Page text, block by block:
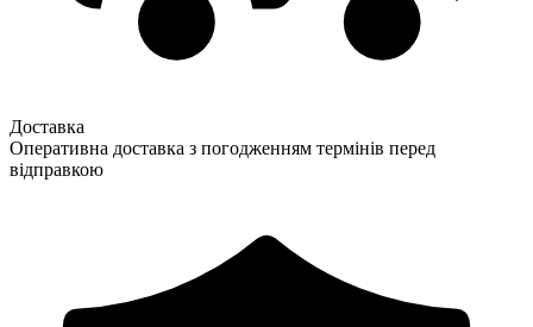
Доставка
Оперативна доставка з погодженням термінів перед
відправкою